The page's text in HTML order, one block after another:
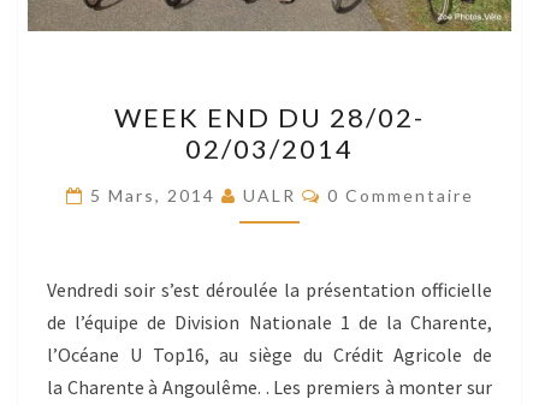
END
DU
28/02-
02/03/2014
WEEK END DU 28/02-
02/03/2014
5 Mars, 2014 UALR Commentaires
0 Commentaire
Vendredi soir s’est déroulée la présentation officielle
de l’équipe de Division Nationale 1 de la Charente,
l’Océane U Top16, au siège du Crédit Agricole de
la Charente à Angoulême. . Les premiers à monter sur